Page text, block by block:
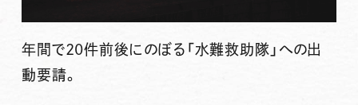
年間で20件前後にのぼる「水難救助隊」への出
動要請。